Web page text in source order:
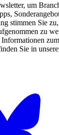
um
stimmen Sie
zu
Sie in